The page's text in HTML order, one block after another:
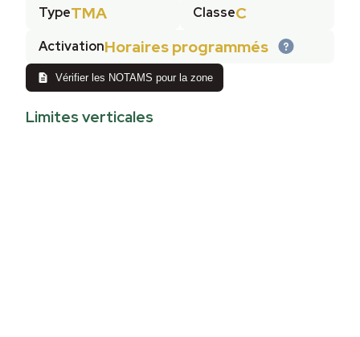
TypeTMA ClasseC
ActivationHoraires programmés
Vérifier les NOTAMS pour la zone
Limites verticales